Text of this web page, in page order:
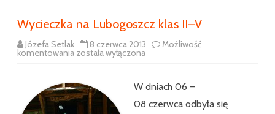
Wycieczka na Lubogoszcz klas II–V
Józefa Setlak 8 czerwca 2013 Możliwość
komentowania Wycieczka
II–
V
została wyłączona
W dniach 06 –
08 czerwca odbyła się